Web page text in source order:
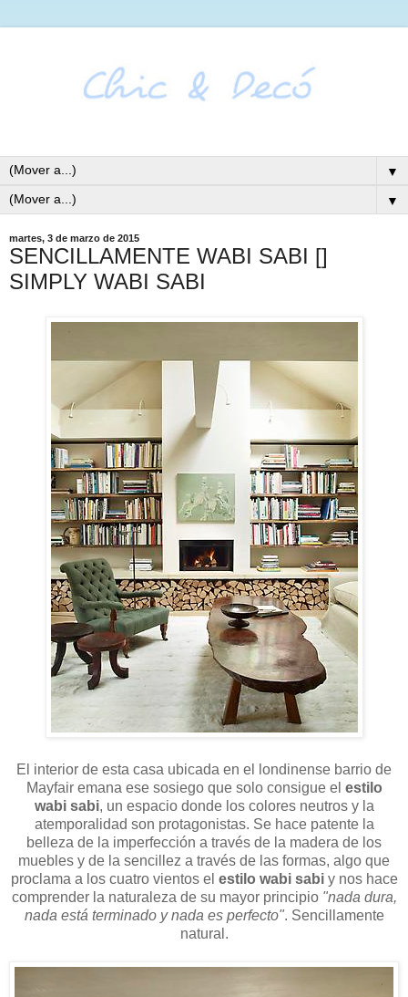
▼
▼
martes, 3 de marzo de 2015
SENCILLAMENTE WABI SABI []
SIMPLY WABI SABI
El interior de esta casa ubicada en el londinense barrio de
Mayfair emana ese sosiego que solo consigue el estilo
wabi sabi, un espacio donde los colores neutros y la
atemporalidad son protagonistas. Se hace patente la
belleza de la imperfección a través de la madera de los
muebles y de la sencillez a través de las formas, algo que
proclama a los cuatro vientos el estilo wabi sabiy nos hace
comprender la naturaleza de su mayor principio "nada dura,
nada está terminado y nada es perfecto". Sencillamente
natural.